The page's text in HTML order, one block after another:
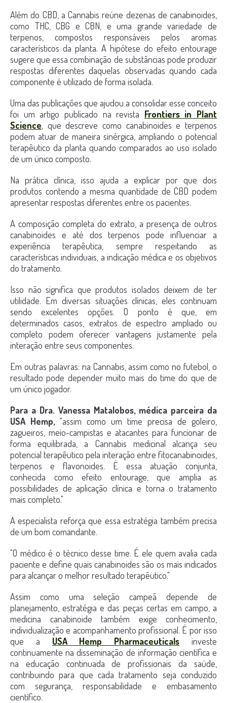
Além do CBD, a Cannabis reúne dezenas de canabinoides,
como THC, CBG e CBN, e uma grande variedade de
terpenos, compostos responsáveis pelos aromas
característicos da planta. A hipótese do efeito entourage
sugere que essa combinação de substâncias pode produzir
respostas diferentes daquelas observadas quando cada
componente é utilizado de forma isolada.
Uma das publicações que ajudou a consolidar esse conceito
foi um artigo publicado na revista Frontiers in Plant
Science , que descreve como canabinoides e terpenos
podem atuar de maneira sinérgica, ampliando o potencial
terapêutico da planta quando comparados ao uso isolado
de um único composto.
Na prática clínica, isso ajuda a explicar por que dois
produtos contendo a mesma quantidade de CBD podem
apresentar respostas diferentes entre os pacientes.
A composição completa do extrato, a presença de outros
canabinoides e até dos terpenos pode influenciar a
experiência terapêutica, sempre respeitando as
características individuais, a indicação médica e os objetivos
do tratamento.
Isso não significa que produtos isolados deixem de ter
utilidade. Em diversas situações clínicas, eles continuam
sendo excelentes opções. O ponto é que, em
determinados casos, extratos de espectro ampliado ou
completo podem oferecer vantagens justamente pela
interação entre seus componentes.
Em outras palavras: na Cannabis, assim como no futebol, o
resultado pode depender muito mais do time do que de
um único jogador.
Para a Dra. Vanessa Matalobos, médica parceira da
USA Hemp,"assim como um time precisa de goleiro,
zagueiros, meio-campistas e atacantes para funcionar de
forma equilibrada, a Cannabis medicinal alcança seu
potencial terapêutico pela interação entre fitocanabinoides,
terpenos e flavonoides. É essa atuação conjunta,
conhecida como efeito entourage, que amplia as
possibilidades de aplicação clínica e torna o tratamento
mais completo."
A especialista reforça que essa estratégia também precisa
de um bom comandante.
"O médico é o técnico desse time. É ele quem avalia cada
paciente e define quais canabinoides são os mais indicados
para alcançar o melhor resultado terapêutico."
Assim como uma seleção campeã depende de
planejamento, estratégia e das peças certas em campo, a
medicina canabinoide também exige conhecimento,
individualização e acompanhamento profissional. É por isso
que a USA Hemp Pharmaceuticals investe
continuamente na disseminação de informação científica e
na educação continuada de profissionais da saúde,
contribuindo para que cada tratamento seja conduzido
com segurança, responsabilidade e embasamento
científico.